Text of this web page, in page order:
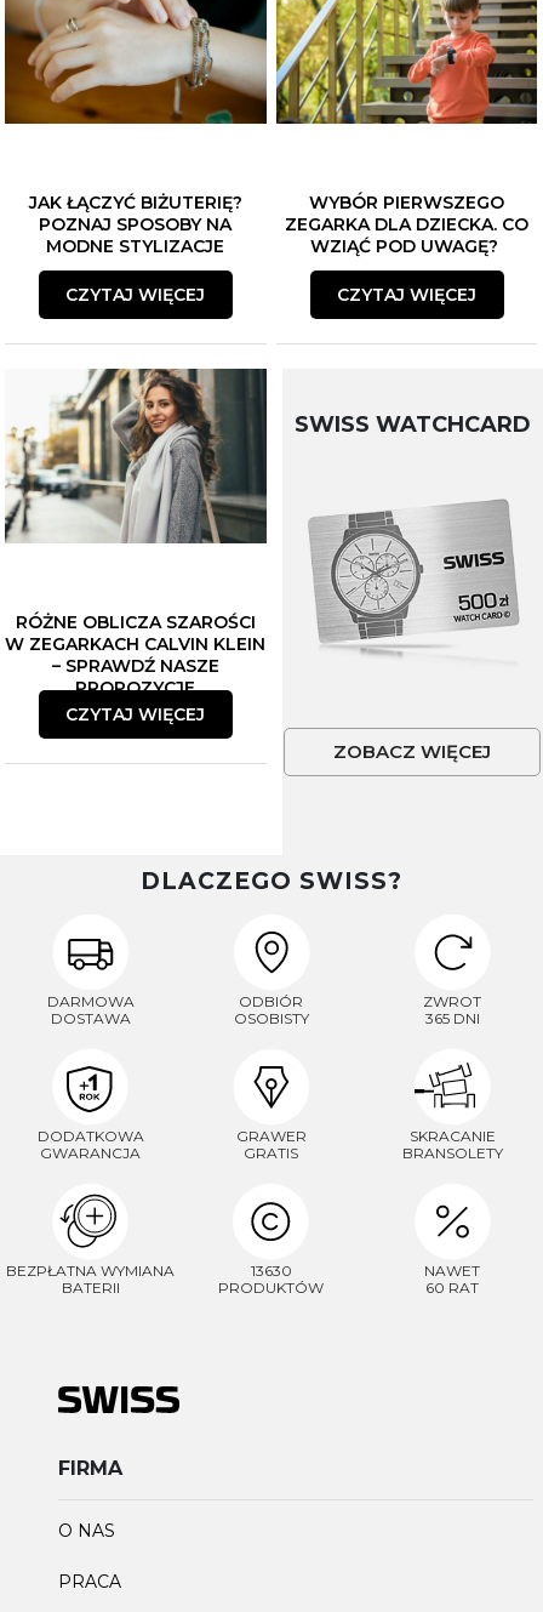
JAK ŁĄCZYĆ BIŻUTERIĘ?
POZNAJ SPOSOBY NA
MODNE STYLIZACJE
CZYTAJ WIĘCEJ
WYBÓR PIERWSZEGO
ZEGARKA DLA DZIECKA. CO
WZIĄĆ POD UWAGĘ?
CZYTAJ WIĘCEJ
RÓŻNE OBLICZA SZAROŚCI
W ZEGARKACH CALVIN KLEIN
– SPRAWDŹ NASZE
PROPOZYCJE
CZYTAJ WIĘCEJ
SWISS WATCHCARD
ZOBACZ WIĘCEJ
DLACZEGO SWISS?
DARMOWA
DOSTAWA
ODBIÓR
OSOBISTY
ZWROT
365 DNI
DODATKOWA
GWARANCJA
GRAWER
GRATIS
SKRACANIE
BRANSOLETY
BEZPŁATNA WYMIANA
BATERII
13630
PRODUKTÓW
NAWET
60 RAT
FIRMA
O NAS
PRACA